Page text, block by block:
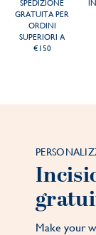
SPEDIZIONE
GRATUITA PER
ORDINI
SUPERIORI A
€150
Make your